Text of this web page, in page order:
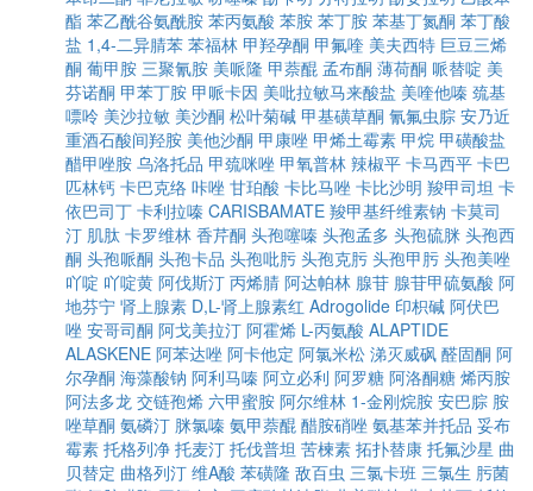
酯 苯乙酰谷氨酰胺 苯丙氨酸 苯胺 苯丁胺 苯基丁氮酮 苯丁酸
盐 1,4-二异腈苯 苯福林 甲羟孕酮 甲氟喹 美夫西特 巨豆三烯
酮 葡甲胺 三聚氰胺 美哌隆 甲萘醌 孟布酮 薄荷酮 哌替啶 美
芬诺酮 甲苯丁胺 甲哌卡因 美吡拉敏马来酸盐 美喹他嗪 巯基
嘌呤 美沙拉敏 美沙酮 松叶菊碱 甲基磺草酮 氰氟虫腙 安乃近
重酒石酸间羟胺 美他沙酮 甲康唑 甲烯土霉素 甲烷 甲磺酸盐
醋甲唑胺 乌洛托品 甲巯咪唑 甲氧普林 辣椒平 卡马西平 卡巴
匹林钙 卡巴克络 咔唑 甘珀酸 卡比马唑 卡比沙明 羧甲司坦 卡
依巴司丁 卡利拉嗪 CARISBAMATE 羧甲基纤维素钠 卡莫司
汀 肌肽 卡罗维林 香芹酮 头孢噻嗪 头孢孟多 头孢硫脒 头孢西
酮 头孢哌酮 头孢卡品 头孢吡肟 头孢克肟 头孢甲肟 头孢美唑
吖啶 吖啶黄 阿伐斯汀 丙烯腈 阿达帕林 腺苷 腺苷甲硫氨酸 阿
地芬宁 肾上腺素 D,L-肾上腺素红 Adrogolide 印枳碱 阿伏巴
唑 安哥司酮 阿戈美拉汀 阿霍烯 L-丙氨酸 ALAPTIDE
ALASKENE 阿苯达唑 阿卡他定 阿氯米松 涕灭威砜 醛固酮 阿
尔孕酮 海藻酸钠 阿利马嗪 阿立必利 阿罗糖 阿洛酮糖 烯丙胺
阿法多龙 交链孢烯 六甲蜜胺 阿尔维林 1-金刚烷胺 安巴腙 胺
唑草酮 氨磷汀 脒氯嗪 氨甲萘醌 醋胺硝唑 氨基苯并托品 妥布
霉素 托格列净 托麦汀 托伐普坦 苦楝素 拓扑替康 托氟沙星 曲
贝替定 曲格列汀 维A酸 苯磺隆 敌百虫 三氯卡班 三氯生 肟菌